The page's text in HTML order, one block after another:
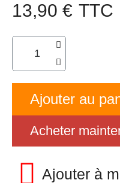
13,90 € TTC
Ajouter au
Acheter
Ajouter à